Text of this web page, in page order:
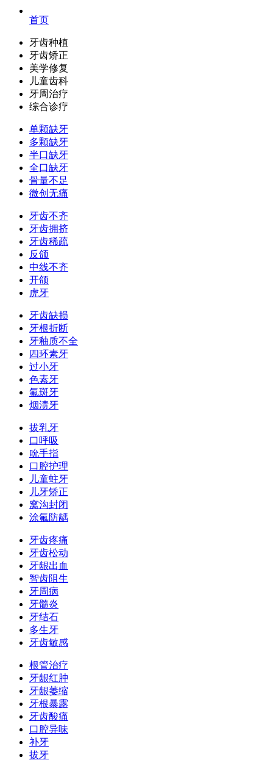
首页
牙齿种植
牙齿矫正
美学修复
儿童齿科
牙周治疗
综合诊疗
单颗缺牙
多颗缺牙
半口缺牙
全口缺牙
骨量不足
微创无痛
牙齿不齐
牙齿拥挤
牙齿稀疏
反颌
中线不齐
开颌
虎牙
牙齿缺损
牙根折断
牙釉质不全
四环素牙
过小牙
色素牙
氟斑牙
烟渍牙
拔乳牙
口呼吸
吮手指
口腔护理
儿童蛀牙
儿牙矫正
窝沟封闭
涂氟防龋
牙齿疼痛
牙齿松动
牙龈出血
智齿阻生
牙周病
牙髓炎
牙结石
多生牙
牙齿敏感
根管治疗
牙龈红肿
牙龈萎缩
牙根暴露
牙齿酸痛
口腔异味
补牙
拔牙